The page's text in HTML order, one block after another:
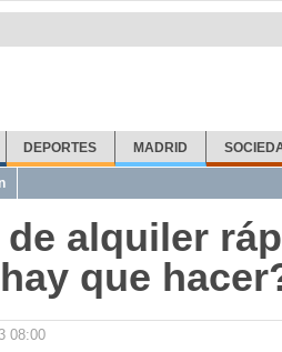
DEPORTES MADRID
alquiler
que
08:00